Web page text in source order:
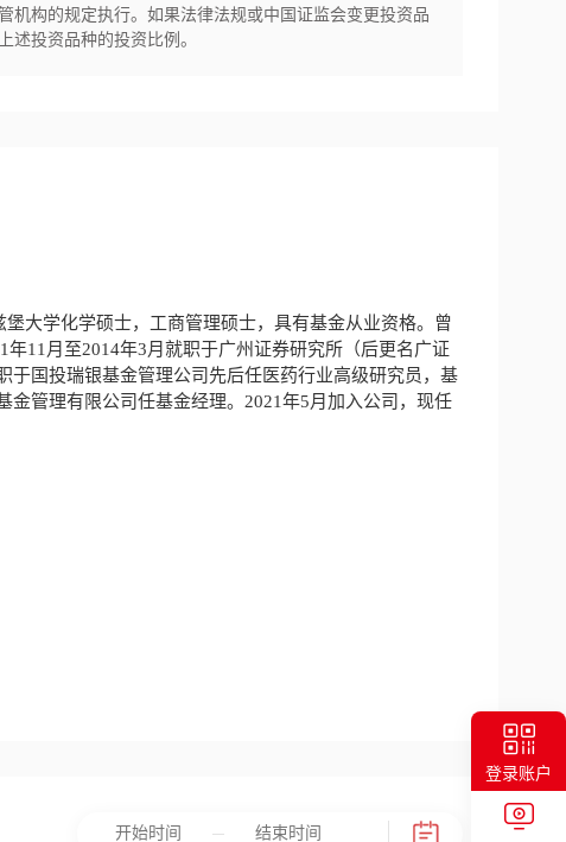
登录账户
机构的规定执行。如果法律法规或中国证监会变更投资品
述投资品种的投资比例。
大学化学硕士，工商管理硕士，具有基金从业资格。曾
11月至2014年3月就职于广州证券研究所（后更名广证
于国投瑞银基金管理公司先后任医药行业高级研究员，基
金管理有限公司任基金经理。2021年5月加入公司，现任